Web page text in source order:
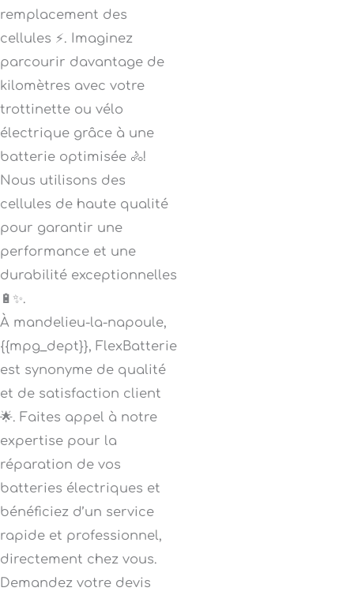
remplacement des
cellules ⚡. Imaginez
parcourir davantage de
kilomètres avec votre
trottinette ou vélo
électrique grâce à une
batterie optimisée 🚴!
Nous utilisons des
cellules de haute qualité
pour garantir une
performance et une
durabilité exceptionnelles
🔋✨.
À mandelieu-la-napoule,
{{mpg_dept}}, FlexBatterie
est synonyme de qualité
et de satisfaction client
🌟. Faites appel à notre
expertise pour la
réparation de vos
batteries électriques et
bénéficiez d’un service
rapide et professionnel,
directement chez vous.
Demandez votre devis